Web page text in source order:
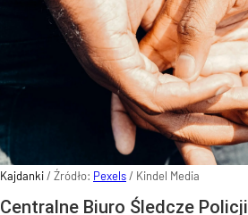
Kajdanki/ Źródło: Pexels/ Kindel Media
Centralne Biuro Śledcze Policji